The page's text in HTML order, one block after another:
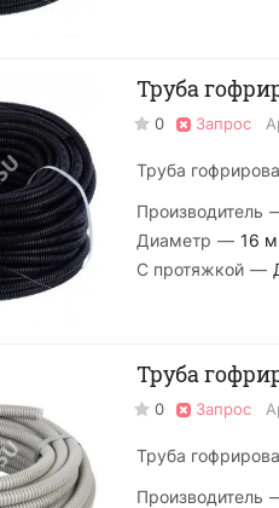
Труба
0 Запрос
Труба
Производитель
Диаметр — 16
С протяжкой —
Труба
0 Запрос
Труба
Производитель